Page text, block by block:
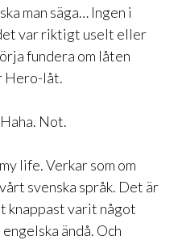
man säga… Ingen i
var riktigt uselt eller
fundera om låten
Hero-låt.
Not.
life. Verkar som om
svenska språk. Det är
knappast varit något
ändå. Och